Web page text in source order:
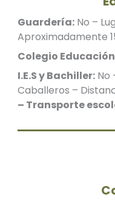
Guardería: No –
Aproximadamente
Colegio
I.E.S y Bachiller: No
Caballeros –
– Transporte